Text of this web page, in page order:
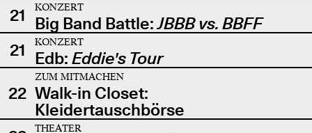
21
KONZERT
Big Band Battle:JBBB vs. BBFF
21
KONZERT
Edb: Eddie's Tour
22
ZUM MITMACHEN
Walk-in Closet:
Kleidertauschbörse
THEATER